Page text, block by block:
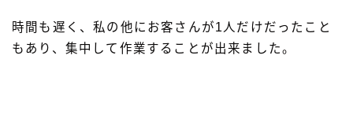
時間も遅く、私の他にお客さんが1人だけだったこと
もあり、集中して作業することが出来ました。